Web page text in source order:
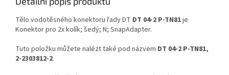
Tělo vodotěsného konektoru řady DT DT 04-2 P-TN81je
Konektor pro 2x kolík; šedý; N; SnapAdapter.
Tuto položku můžete nalézt také pod názvem DT 04-2 P-TN81,
2-2303812-2.